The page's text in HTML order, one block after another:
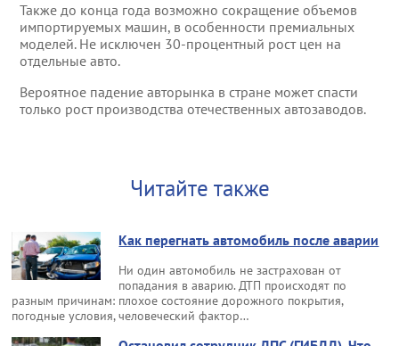
Эвакуация
Эвакуатор на
Эвакуатор в
Эвакуатор во
Эвакуация
Также до конца года возможно сокращение объемов
импортируемых машин, в особенности премиальных
моделей. Не исключен 30-процентный рост цен на
отдельные авто.
Вероятное падение авторынка в стране может спасти
только рост производства отечественных автозаводов.
Читайте также
Как перегнать автомобиль после аварии
Ни один автомобиль не застрахован от
попадания в аварию. ДТП происходят по
разным причинам: плохое состояние дорожного покрытия,
погодные условия, человеческий фактор…